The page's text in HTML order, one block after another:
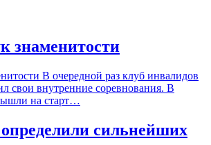
знаменитости
В очередной раз клуб инвалидов
свои внутренние соревнования. В
на старт…
сильнейших